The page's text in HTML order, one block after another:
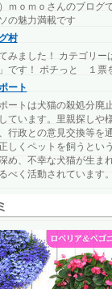
ｍｏｍｏさんのブログ
の魅力満載です
村
みました！ カテゴリー
です！ ポチっと １票
ート
ートは犬猫の殺処分廃
ています。里親探しや
行政との意見交換等を通
しくペットを飼うとい
め、不幸な犬猫が生ま
べく活動されています。